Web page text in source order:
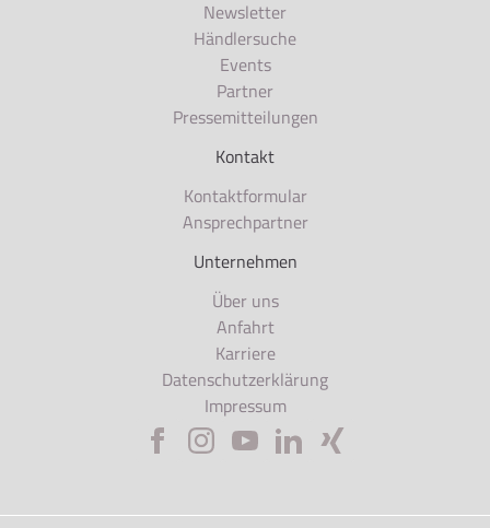
Newsletter
Händlersuche
Events
Partner
Pressemitteilungen
Kontakt
Kontaktformular
Ansprechpartner
Unternehmen
Über uns
Anfahrt
Karriere
Datenschutzerklärung
Impressum